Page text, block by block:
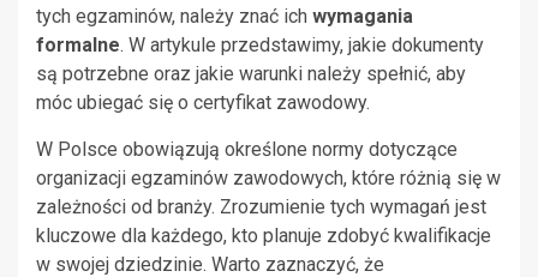
tych egzaminów, należy znać ich wymagania
formalne. W artykule przedstawimy, jakie dokumenty
są potrzebne oraz jakie warunki należy spełnić, aby
móc ubiegać się o certyfikat zawodowy.
W Polsce obowiązują określone normy dotyczące
organizacji egzaminów zawodowych, które różnią się w
zależności od branży. Zrozumienie tych wymagań jest
kluczowe dla każdego, kto planuje zdobyć kwalifikacje
w swojej dziedzinie. Warto zaznaczyć, że